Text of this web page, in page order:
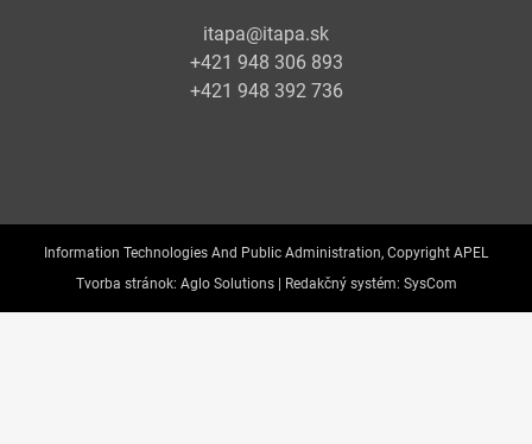
itapa@itapa.sk
+421 948 306 893
+421 948 392 736
Information Technologies And Public Administration, Copyright APEL
Tvorba stránok: Aglo Solutions | Redakčný systém: SysCom